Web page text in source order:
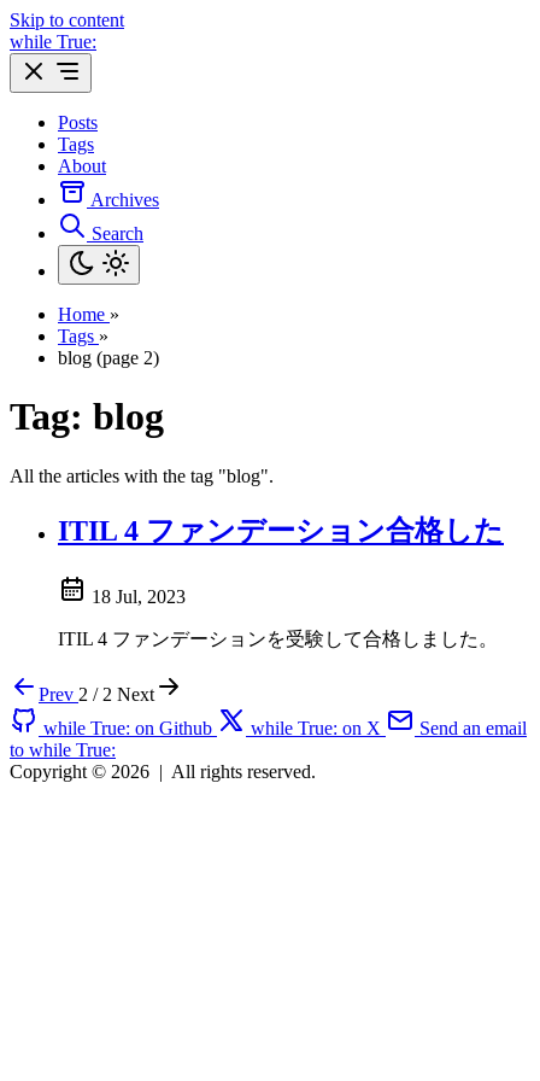
Skip to content
while True:
Posts
Tags
About
Archives
Search
Home »
Tags »
blog (page 2)
Tag: blog
All the articles with the tag "blog".
ITIL 4 ファンデーション合格した
18 Jul, 2023
ITIL 4 ファンデーションを受験して合格しました。
Prev 2 / 2 Next
while True: on Github
while True: on X
Send an email
to while True:
Copyright © 2026 | All rights reserved.